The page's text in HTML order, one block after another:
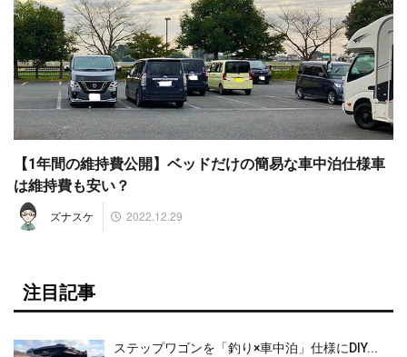
【1年間の維持費公開】ベッドだけの簡易な車中泊仕様車
は維持費も安い？
ズナスケ 2022.12.29
注目記事
ステップワゴンを「釣り×車中泊」仕様にDIY...